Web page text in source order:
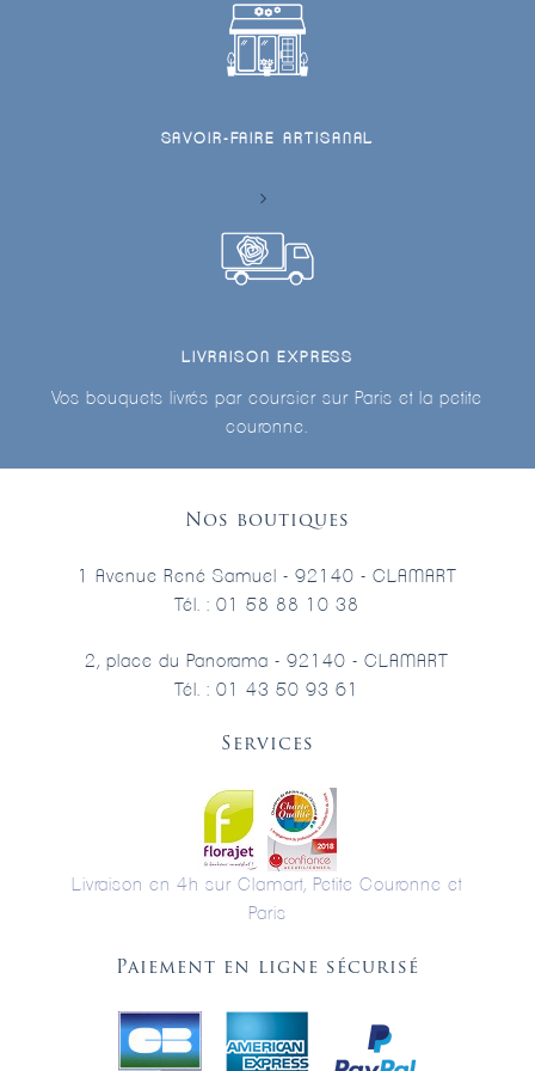
SAVOIR-FAIRE ARTISANAL
LIVRAISON EXPRESS
Vos bouquets livrés par coursier sur Paris et la petite
couronne.
Nos boutiques
1 Avenue René Samuel - 92140 - CLAMART
Tél. : 01 58 88 10 38
2, place du Panorama - 92140 - CLAMART
Tél. : 01 43 50 93 61
Services
Livraison en 4h sur Clamart, Petite Couronne et
Paris
Paiement en ligne sécurisé